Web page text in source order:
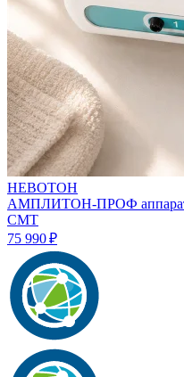
НЕВОТОН
АМПЛИТОН-ПРОФ аппарат
СМТ
75 990 ₽